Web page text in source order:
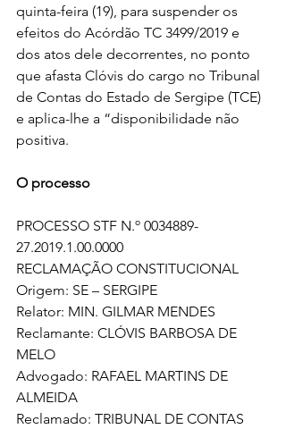
quinta-feira (19), para suspender os
efeitos do Acórdão TC 3499/2019 e
dos atos dele decorrentes, no ponto
que afasta Clóvis do cargo no Tribunal
de Contas do Estado de Sergipe (TCE)
e aplica-lhe a “disponibilidade não
positiva.
O processo
PROCESSO STF N.º 0034889-
27.2019.1.00.0000
RECLAMAÇÃO CONSTITUCIONAL
Origem: SE – SERGIPE
Relator: MIN. GILMAR MENDES
Reclamante: CLÓVIS BARBOSA DE
MELO
Advogado: RAFAEL MARTINS DE
ALMEIDA
Reclamado: TRIBUNAL DE CONTAS